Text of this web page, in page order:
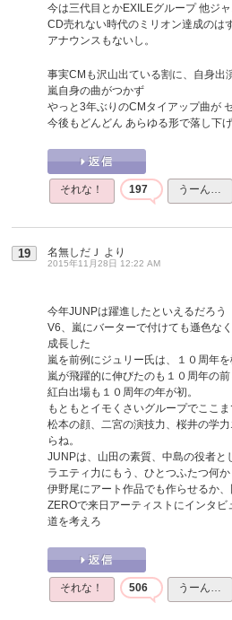
今は三代目とかEXILEグループ 他ジ
CD売れない時代のミリオン達成のは
アナウンスもないし。
事実CMも沢山出ている割に、自身出
嵐自身の曲がつかず
やっと3年ぶりのCMタイアップ曲が
今後もどんどん あらゆる形で落し下
それな！ 197 うーん…
19 名無しだＪ より
2015年11月28日 12:22 AM
今年JUNPは躍進したといえるだろう
V6、嵐にバーターで付けても遜色な
成長した
嵐を前例にジュリー氏は、１０周年を
嵐が飛躍的に伸びたのも１０周年の前
紅白出場も１０周年の年が初。
もともとイモくさいグループでここ
松本の顔、二宮の演技力、桜井の学
らね。
JUNPは、山田の素質、中島の役者と
ラエティ力にもう、ひとつふたつ何か
伊野尾にアート作品でも作らせるか
ZEROで来日アーティストにインタ
道を考えろ
それな！ 506 うーん…